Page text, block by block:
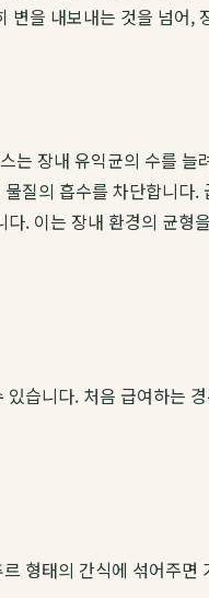
을 내보내는 것을 넘어
장내 유익균의 수를
질의 흡수를 차단합니다
. 이는 장내 환경의 균
습니다. 처음 급여하는
형태의 간식에 섞어주